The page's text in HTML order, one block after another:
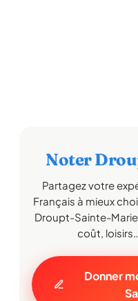
Noter
Partagez votre
Français à mieux
Droupt-Sainte-Marie
coût,
Donner